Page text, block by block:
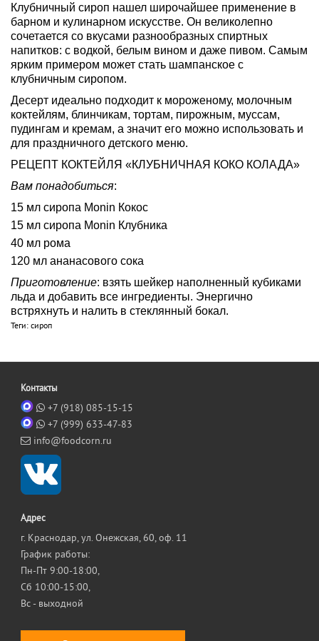
Клубничный сироп нашел широчайшее применение в
барном и кулинарном искусстве. Он великолепно
сочетается со вкусами разнообразных спиртных
напитков: с водкой, белым вином и даже пивом. Самым
ярким примером может стать шампанское с
клубничным сиропом.
Десерт идеально подходит к мороженому, молочным
коктейлям, блинчикам, тортам, пирожным, муссам,
пудингам и кремам, а значит его можно использовать и
для праздничного детского меню.
РЕЦЕПТ КОКТЕЙЛЯ «КЛУБНИЧНАЯ КОКО КОЛАДА»
Вам понадобиться:
15 мл сиропа Monin Кокос
15 мл сиропа Monin Клубника
40 мл рома
120 мл ананасового сока
Приготовление: взять шейкер наполненный кубиками
льда и добавить все ингредиенты. Энергично
встряхнуть и налить в стеклянный бокал.
Теги: сироп
Контакты
+7 (918) 085-15-15
+7 (999) 633-47-83
info@foodcorn.ru
Адрес
г. Краснодар, ул. Онежская, 60, оф. 11
График работы:
Пн-Пт 9:00-18:00,
Сб 10:00-15:00,
Вс - выходной